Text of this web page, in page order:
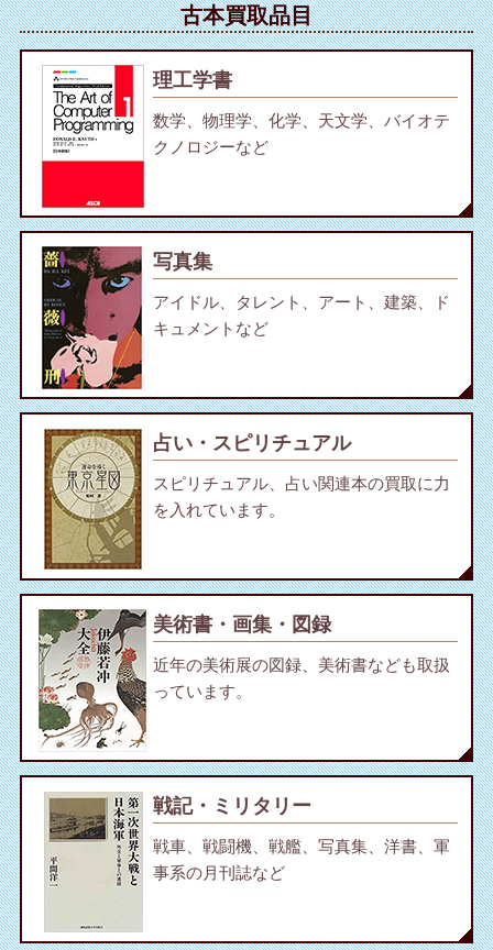
古本買取品目
理工学書
数学、物理学、化学、天文学、バイオテ
クノロジーなど
写真集
アイドル、タレント、アート、建築、ド
キュメントなど
占い・スピリチュアル
スピリチュアル、占い関連本の買取に力
を入れています。
美術書・画集・図録
近年の美術展の図録、美術書なども取扱
っています。
戦記・ミリタリー
戦車、戦闘機、戦艦、写真集、洋書、軍
事系の月刊誌など